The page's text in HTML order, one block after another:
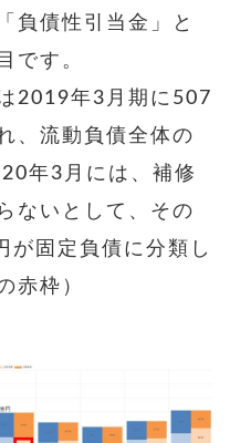
負債性引当金」と
です。
2019年3月期に507
、流動負債全体の
年3月には、補修
ないとして、その
が固定負債に分類し
赤枠）